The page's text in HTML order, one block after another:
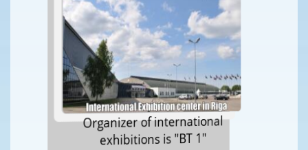
Organizer of international
exhibitions is "BT 1"